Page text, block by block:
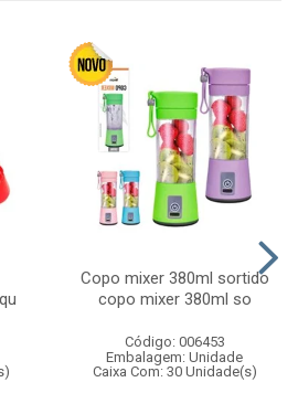
Copo mixer 380ml sortido
copo mixer 380ml so
Código: 006453
Embalagem: Unidade
Caixa Com: 30 Unidade(s)